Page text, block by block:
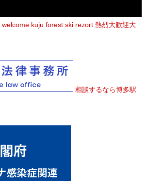
kuju forest ski rezort 熱烈大歓迎大
相談するなら博多駅